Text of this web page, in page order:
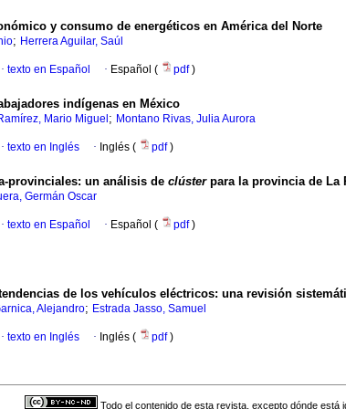
y consumo de energéticos en América del Norte
; Herrera Aguilar, Saúl
· texto en Español · Español ( pdf)
indígenas en México
Mario Miguel ; Montano Rivas, Julia Aurora
· texto en Inglés · Inglés ( pdf)
provinciales: un análisis de clústerpara la provincia de La
Germán Oscar
· texto en Español · Español ( pdf)
de los vehículos eléctricos: una revisión
Alejandro; Estrada Jasso, Samuel
· texto en Inglés · Inglés ( pdf)
Todo el contenido de esta revista, excepto dónde está